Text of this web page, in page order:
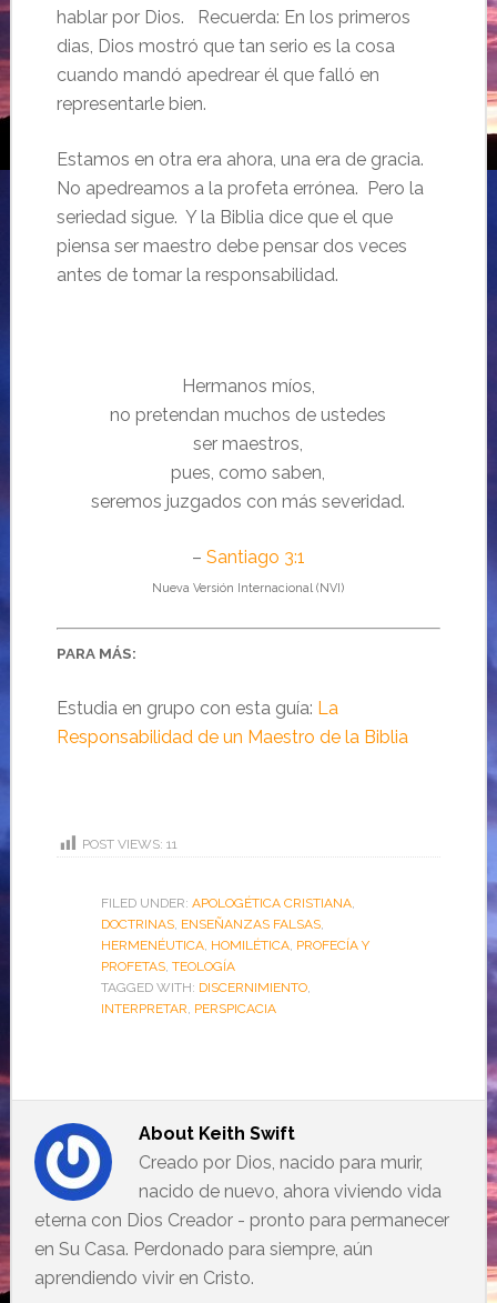
hablar por Dios. Recuerda: En los primeros
dias, Dios mostró que tan serio es la cosa
cuando mandó apedrear él que falló en
representarle bien.
Estamos en otra era ahora, una era de gracia.
No apedreamos a la profeta errónea. Pero la
seriedad sigue. Y la Biblia dice que el que
piensa ser maestro debe pensar dos veces
antes de tomar la responsabilidad.
Hermanos míos,
no pretendan muchos de ustedes
ser maestros,
pues, como saben,
seremos juzgados con más severidad.
– Santiago 3:1
Nueva Versión Internacional (NVI)
PARA MÁS:
Estudia en grupo con esta guía: La
Responsabilidad de un Maestro de la Biblia
POST VIEWS: 11
FILED UNDER: APOLOGÉTICA CRISTIANA,
DOCTRINAS, ENSEÑANZAS FALSAS,
HERMENÉUTICA, HOMILÉTICA, PROFECÍA Y
PROFETAS, TEOLOGÍA
TAGGED WITH: DISCERNIMIENTO,
INTERPRETAR, PERSPICACIA
About Keith Swift
Creado por Dios, nacido para murir,
nacido de nuevo, ahora viviendo vida
eterna con Dios Creador - pronto para permanecer
en Su Casa. Perdonado para siempre, aún
aprendiendo vivir en Cristo.